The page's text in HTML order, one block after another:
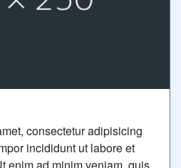
consectetur adipisicing
incididunt ut labore et